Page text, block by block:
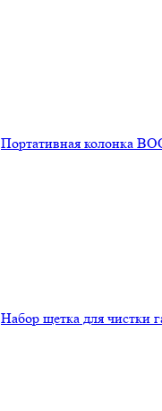
Портативная колонка
Набор щетка для чистки